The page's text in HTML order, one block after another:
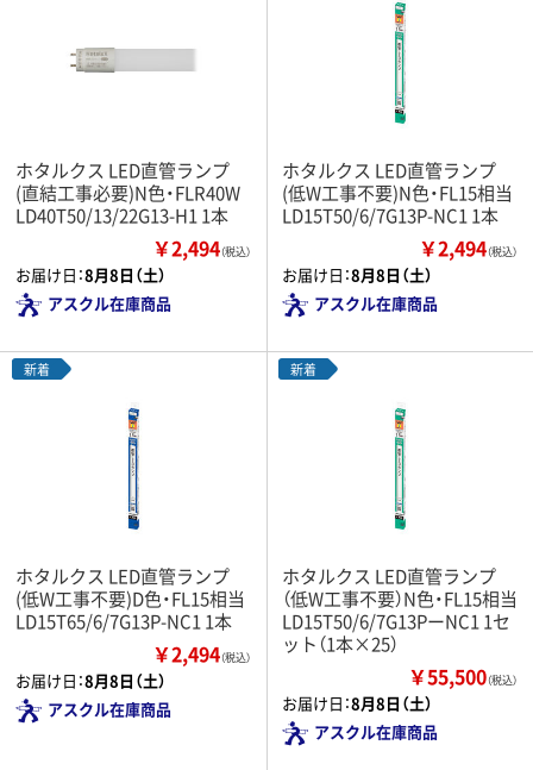
ホタルクス LED直管ランプ
(直結工事必要)N色・FLR40W
LD40T50/13/22G13-H1 1本
￥2,494（税込）
お届け日：8月8日（土）
アスクル在庫商品
ホタルクス LED直管ランプ
(低W工事不要)N色・FL15相当
LD15T50/6/7G13P-NC1 1本
￥2,494（税込）
お届け日：8月8日（土）
アスクル在庫商品
新着
ホタルクス LED直管ランプ
(低W工事不要)D色・FL15相当
LD15T65/6/7G13P-NC1 1本
￥2,494（税込）
お届け日：8月8日（土）
アスクル在庫商品
新着
ホタルクス LED直管ランプ
（低W工事不要）N色・FL15相当
LD15T50/6/7G13PーNC1 1セ
ット（1本×25）
￥55,500（税込）
お届け日：8月8日（土）
アスクル在庫商品